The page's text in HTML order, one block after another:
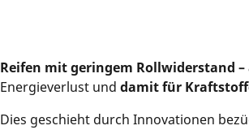
Reifen mit geringem Rollwiderstand
Energieverlust unddamit für
Dies geschieht durch Innovationen